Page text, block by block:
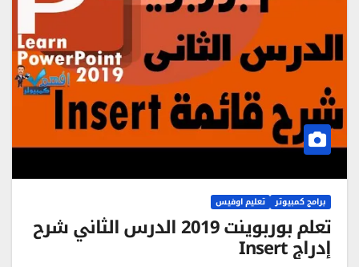
برامج كمبيوتر تعليم اوفيس
تعلم بوربوينت 2019 الدرس الثاني شرح
إدراج Insert